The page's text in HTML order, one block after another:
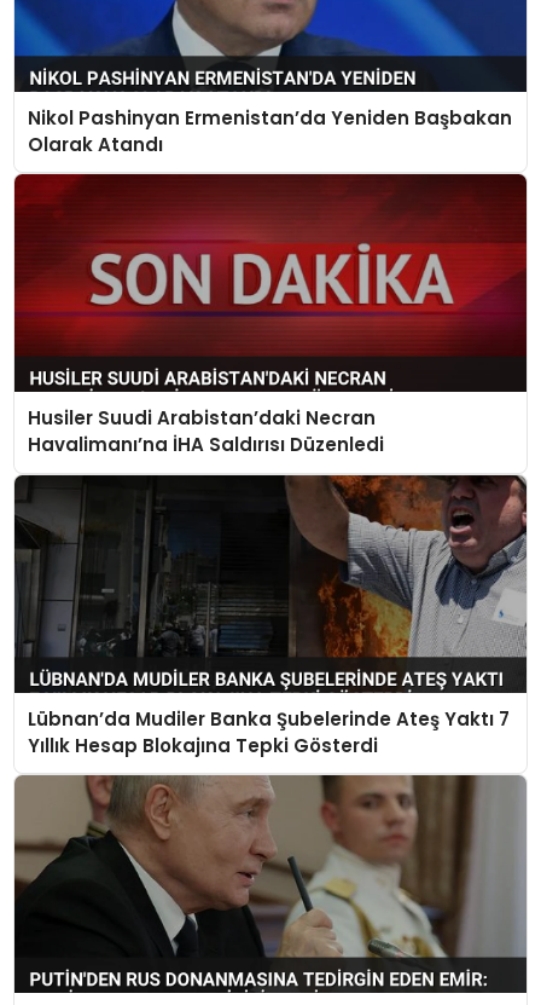
Nikol Pashinyan Ermenistan’da Yeniden Başbakan
Olarak Atandı
Husiler Suudi Arabistan’daki Necran
Havalimanı’na İHA Saldırısı Düzenledi
Lübnan’da Mudiler Banka Şubelerinde Ateş Yaktı 7
Yıllık Hesap Blokajına Tepki Gösterdi